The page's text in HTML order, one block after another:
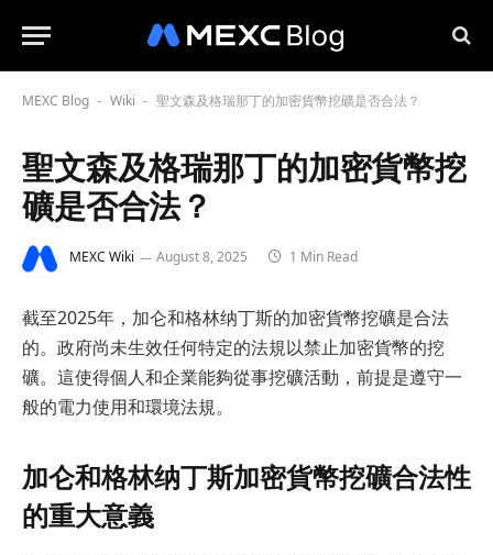
MEXC Blog - Wiki - 聖文森及格瑞那丁的加密貨幣挖礦是否合法？
聖文森及格瑞那丁的加密貨幣挖
礦是否合法？
MEXC Wiki August 8, 2025 1 Min Read
截至2025年，加仑和格林纳丁斯的加密貨幣挖礦是合法
的。政府尚未生效任何特定的法規以禁止加密貨幣的挖
礦。這使得個人和企業能夠從事挖礦活動，前提是遵守一
般的電力使用和環境法規。
加仑和格林纳丁斯加密貨幣挖礦合法性
的重大意義